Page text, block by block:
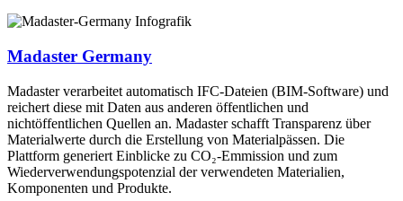
Madaster Germany
Madaster verarbeitet automatisch IFC-Dateien (BIM-Software) und
reichert diese mit Daten aus anderen öffentlichen und
nichtöffentlichen Quellen an. Madaster schafft Transparenz über
Materialwerte durch die Erstellung von Materialpässen. Die
Plattform generiert Einblicke zu CO₂-Emmission und zum
Wiederverwendungspotenzial der verwendeten Materialien,
Komponenten und Produkte.